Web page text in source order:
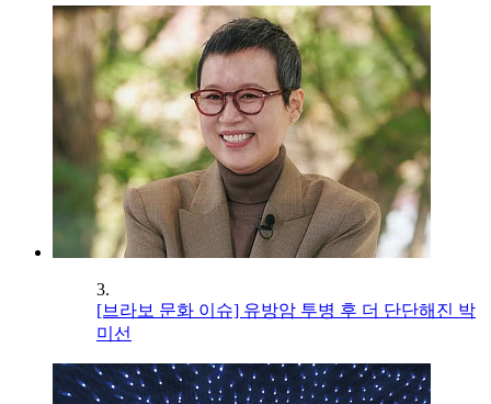
3.
[브라보 문화 이슈] 유방암 투병 후 더 단단해진 박
미선